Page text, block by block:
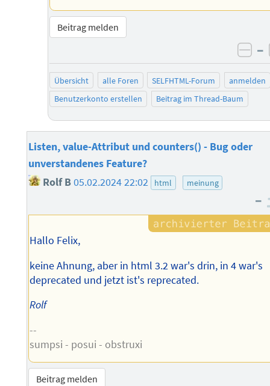
Beitrag melden
–
Übersicht alle Foren SELFHTML-Forum
anmelden
Benutzerkonto erstellen
Beitrag im Thread-Baum
Listen, value-Attribut und counters() - Bug oder
unverstandenes Feature?
Rolf B05.02.2024 22:02 html meinung
–
Hallo Felix,
keine Ahnung, aber in html 3.2 war's drin, in 4 war's
deprecated und jetzt ist's reprecated.
Rolf
--
sumpsi - posui - obstruxi
Beitrag melden